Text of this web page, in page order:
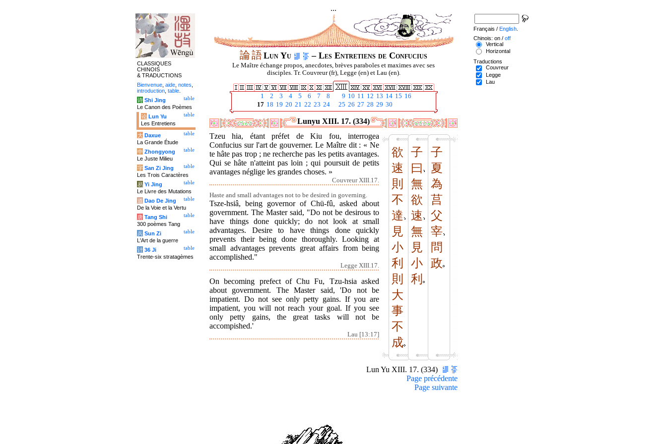
...
論語Lun Yu – Les Entretiens de Confucius
Le Maître échange propos, anecdotes, brèves paraboles et maximes avec ses
disciples. Tr. Couvreur (fr), Legge (en) et Lau (en).
1 2 3 4 5 6 7 8 9 10 11 12 13 14 15 16
17 18 19 20 21 22 23 24 25 26 27 28 29 30
Lunyu XIII. 17. (334)
欲
速
則
不
達
見
小
利
則
大
事
不
成
子
曰
無
欲
速
無
見
小
利
子
夏
為
莒
父
宰
問
政
Tzeu hia, étant préfet de Kiu fou, interrogea
Confucius sur l'art de gouverner. Le Maître dit : « Ne
te hâte pas trop ; ne recherche pas les petits avantages.
Qui se hâte n'atteint pas loin ; qui poursuit de petits
avantages néglige les grandes choses. »
Couvreur XIII.17.
Haste and small advantages not to be desired in governing.
Tsze-hsiâ, being governor of Chü-fû, asked about
government. The Master said, "Do not be desirous to
have things done quickly; do not look at small
advantages. Desire to have things done quickly
prevents their being done thoroughly. Looking at
small advantages prevents great affairs from being
accomplished."
Legge XIII.17.
On becoming prefect of Chu Fu, Tzu-hsia asked
about government. The Master said, 'Do not be
impatient. Do not see only petty gains. If you are
impatient, you will not reach your goal. If you see
only petty gains, the great tasks will not be
accompished.'
Lau [13:17]
Lun Yu XIII. 17. (334)
Page précédente
Page suivante
CLASSIQUES
CHINOIS
& TRADUCTIONS
Bienvenue aide notes
introduction table
table
诗 Shi Jing
Le Canon des Poèmes
table
论 Lun Yu
Les Entretiens
table
大 Daxue
La Grande Étude
table
中 Zhongyong
Le Juste Milieu
table
字 San Zi Jing
Les Trois Caractères
table
易 Yi Jing
Le Livre des Mutations
table
道 Dao De Jing
De la Voie et la Vertu
table
唐 Tang Shi
300 poèmes Tang
table
兵 Sun Zi
L'Art de la guerre
table
计 36 Ji
Trente-six stratagèmes
Français / English
Chinois: on / off
Vertical
Horizontal
Traductions
Couvreur
Legge
Lau